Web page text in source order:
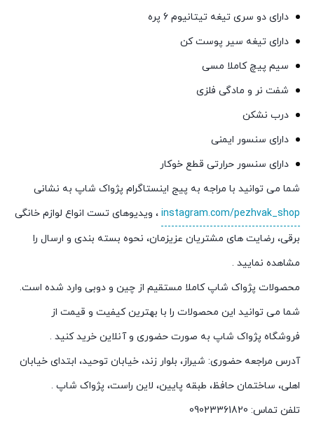
دارای دو سری تیغه تیتانیوم 6 پره
دارای تیغه سیر پوست کن
سیم پیچ کاملا مسی
شفت نر و مادگی فلزی
درب نشکن
دارای سنسور ایمنی
دارای سنسور حرارتی قطع خوکار
شما می توانید با مراجه به پیج اینستاگرام پژواک شاپ به نشانی
instagram.com/pezhvak_shop ، ویدیوهای تست انواع لوازم خانگی
برقی، رضایت های مشتریان عزیزمان، نحوه بسته بندی و ارسال را
مشاهده نمایید .
محصولات پژواک شاپ کاملا مستقیم از چین و دوبی وارد شده است.
شما می توانید این محصولات را با بهترین کیفیت و قیمت از
فروشگاه پژواک شاپ به صورت حضوری و آنلاین خرید کنید .
آدرس مراجعه حضوری: شیراز، بلوار زند، خیابان توحید، ابتدای خیابان
اهلی، ساختمان حافظ، طبقه پایین، لاین راست، پژواک شاپ .
تلفن تماس: 09023361820